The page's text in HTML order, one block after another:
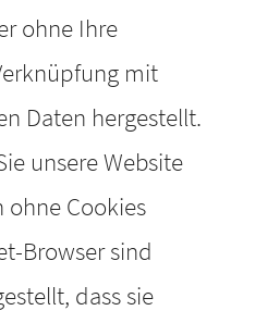
ohne Ihre
mit
Daten hergestellt.
unsere Website
ohne Cookies
Browser sind
dass sie